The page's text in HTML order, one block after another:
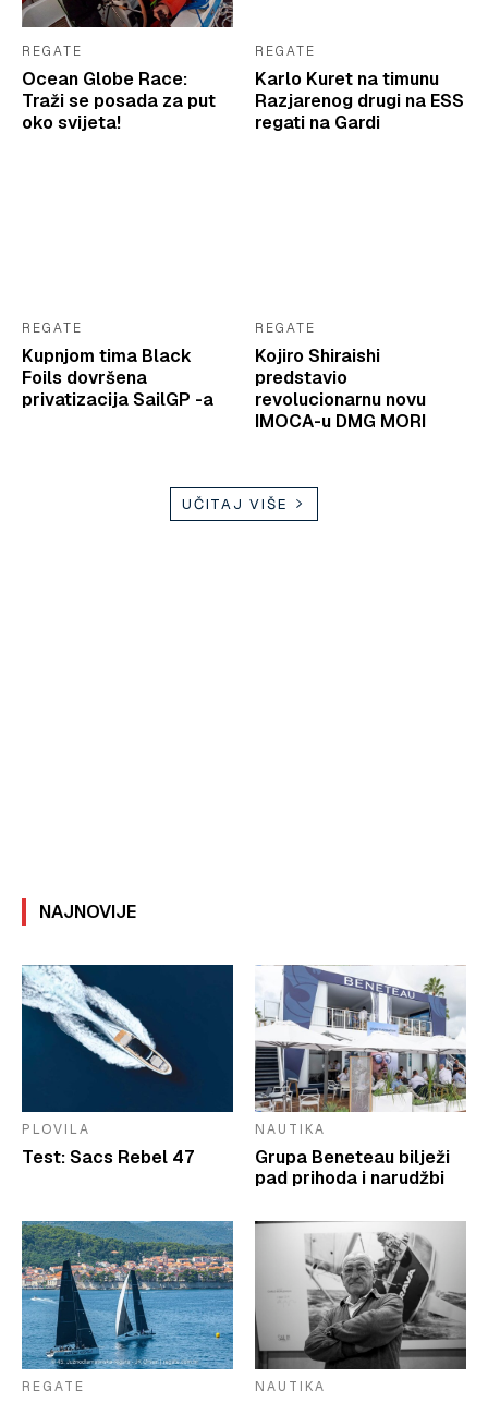
REGATE
Ocean Globe Race:
Traži se posada za put
oko svijeta!
REGATE
Karlo Kuret na timunu
Razjarenog drugi na ESS
regati na Gardi
REGATE
Kupnjom tima Black
Foils dovršena
privatizacija SailGP -a
REGATE
Kojiro Shiraishi
predstavio
revolucionarnu novu
IMOCA-u DMG MORI
UČITAJ VIŠE
NAJNOVIJE
PLOVILA
Test: Sacs Rebel 47
NAUTIKA
Grupa Beneteau bilježi
pad prihoda i narudžbi
REGATE NAUTIKA